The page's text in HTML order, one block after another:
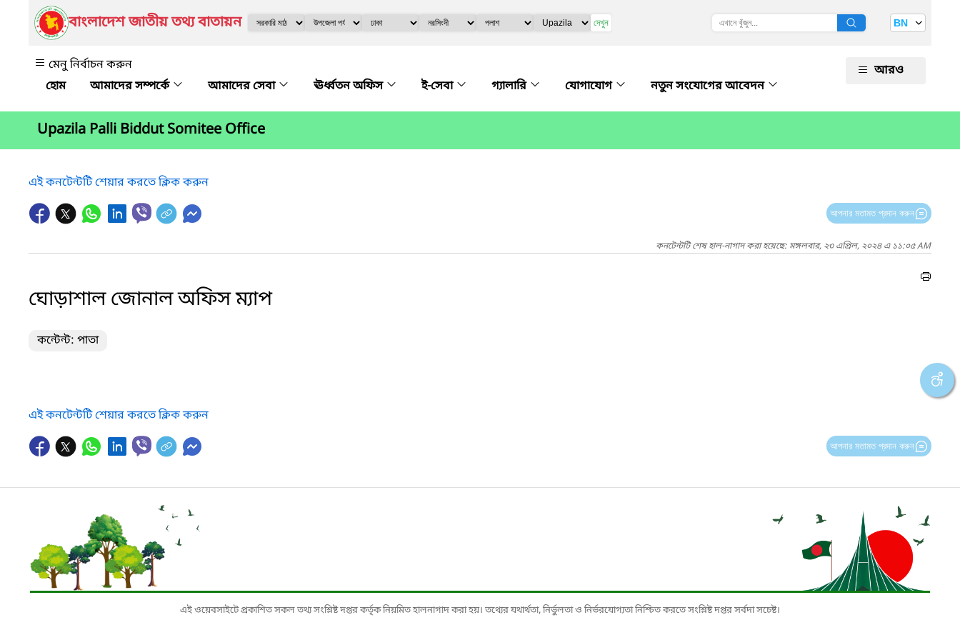
বাংলাদেশ জাতীয় তথ্য বাতায়ন দেখুন BN
মেনু নির্বাচন করুন
আমাদের সম্পর্কে
আমাদের সেবা ঊর্ধ্বতন অফিস ই-সেবা গ্যালারি যোগাযোগ নতুন সংযোগের আবেদন
আরও
Upazila Palli Biddut Somitee Office
এই কনটেন্টটি শেয়ার করতে ক্লিক করুন
আপনার মতামত প্রদান করুন
কনটেন্টটি শেষ হাল-নাগাদ করা হয়েছে: মঙ্গলবার, ২৩ এপ্রিল, ২০২৪ এ ১১:০৫ AM
ঘোড়াশাল জোনাল অফিস ম্যাপ
কন্টেন্ট: পাতা
এই কনটেন্টটি শেয়ার করতে ক্লিক করুন
আপনার মতামত প্রদান করুন
এই ওয়েবসাইটে প্রকাশিত সকল তথ্য সংশ্লিষ্ট দপ্তর কর্তৃক নিয়মিত হালনাগাদ করা হয়। তথ্যের যথার্থতা, নির্ভুলতা ও নির্ভরযোগ্যতা নিশ্চিত করতে সংশ্লিষ্ট দপ্তর সর্বদা সচেষ্ট।